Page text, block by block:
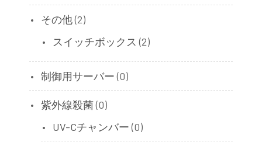
その他(2)
スイッチボックス (2)
制御用サーバー (0)
紫外線殺菌(0)
UV-Cチャンバー (0)